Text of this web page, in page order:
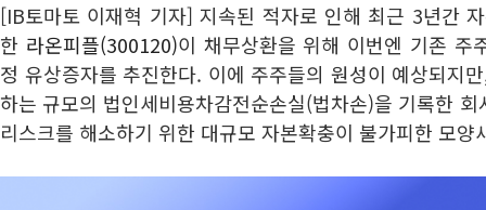
[IB토마토 이재혁 기자] 지속된 적자로 인해 최근 3년간
한 라온피플(300120)이 채무상환을 위해 이번엔 기존 주
정 유상증자를 추진한다. 이에 주주들의 원성이 예상되지
하는 규모의 법인세비용차감전순손실(법차손)을 기록한
리스크를 해소하기 위한 대규모 자본확충이 불가피한 모양